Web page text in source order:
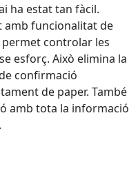
ha estat tan fàcil.
amb funcionalitat de
controlar les
esforç. Això elimina la
confirmació
de paper. També
amb tota la informació